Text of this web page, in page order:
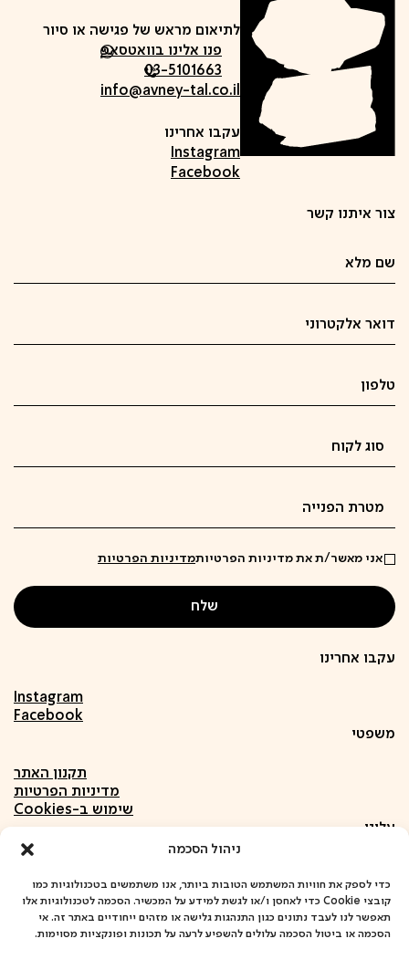
ניהול הסכמה
כדי לספק את חוויות המשתמש הטובות ביותר, אנו משתמשים בטכנולוגיות כמו
קובצי Cookie כדי לאחסן ו/או לגשת למידע על המכשיר. הסכמה לטכנולוגיות אלו
תאפשר לנו לעבד נתונים כגון התנהגות גלישה או מזהים ייחודיים באתר זה. אי
הסכמה או ביטול הסכמה עלולים להשפיע לרעה על תכונות ופונקציות מסוימות.
צור איתנו קשר
אני מאשר/ת את מדיניות הפרטיותמדיניות הפרטיות
עקבו אחרינו
Instagram
Facebook
משפטי
תקנון האתר
מדיניות הפרטיות
שימוש ב-Cookies
עלינו
חומרים
פרויקטים
שיתופי פעולה
כתובתנו
לתיאום מראש של פגישה או סיור
פנו אלינו בוואטסאפ
03-5101663
info@avney-tal.co.il
עקבו אחרינו
Instagram
Facebook